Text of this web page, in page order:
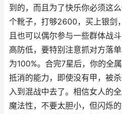
到的，而且为了快乐你必须这
个靴子，打够2600，买上银剑
且也可以偶尔参与一些群体战
高防低，要特别注意抓对方落
为100%。合完7星后，你的全
抵消的能力，即使没有甲，被
入到混战中去了。相信女人的
魔法性，不要太胆小，但闪烁